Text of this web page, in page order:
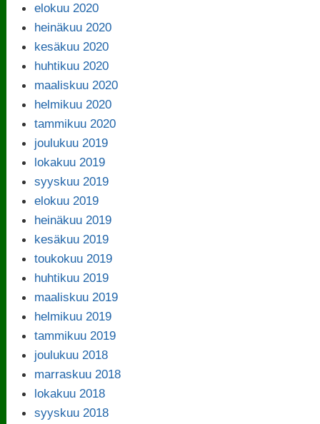
elokuu 2020
heinäkuu 2020
kesäkuu 2020
huhtikuu 2020
maaliskuu 2020
helmikuu 2020
tammikuu 2020
joulukuu 2019
lokakuu 2019
syyskuu 2019
elokuu 2019
heinäkuu 2019
kesäkuu 2019
toukokuu 2019
huhtikuu 2019
maaliskuu 2019
helmikuu 2019
tammikuu 2019
joulukuu 2018
marraskuu 2018
lokakuu 2018
syyskuu 2018